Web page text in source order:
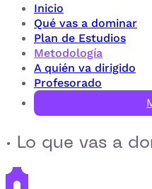
Inicio
Qué vas a dominar
Plan de Estudios
Metodología
A quién va dirigido
Profesorado
· Lo que vas a